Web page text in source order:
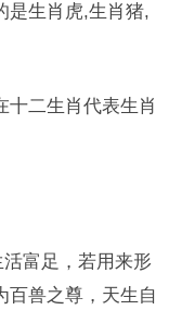
是生肖虎,生肖猪,
十二生肖代表生肖
活富足，若用来形
百兽之尊，天生自